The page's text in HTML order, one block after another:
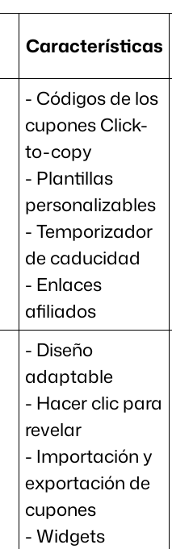
Características
- Códigos de los
cupones Click-
to-copy
- Plantillas
personalizables
- Temporizador
de caducidad
- Enlaces
afiliados
- Diseño
adaptable
- Hacer clic para
revelar
- Importación y
exportación de
cupones
- Widgets